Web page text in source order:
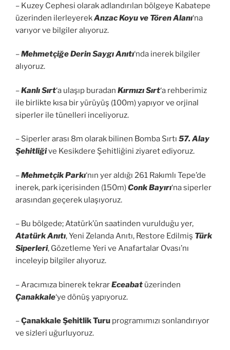
– Kuzey Cephesi olarak adlandırılan bölgeye Kabatepe
üzerinden ilerleyerekAnzac Koyu ve Tören Alanı‘na
varıyor ve bilgiler alıyoruz.
–Mehmetçiğe Derin Saygı Anıtı‘nda inerek bilgiler
alıyoruz.
–Kanlı Sırt‘a ulaşıp buradan Kırmızı Sırt‘a rehberimiz
ile birlikte kısa bir yürüyüş (100m) yapıyor ve orjinal
siperler ile tünelleri inceliyoruz.
– Siperler arası 8m olarak bilinen Bomba Sırtı 57. Alay
Şehitliğive Kesikdere Şehitliğini ziyaret ediyoruz.
–Mehmetçik Parkı‘nın yer aldığı 261 Rakımlı Tepe’de
inerek, park içerisinden (150m)Conk Bayırı‘na siperler
arasından geçerek ulaşıyoruz.
– Bu bölgede; Atatürk’ün saatinden vurulduğu yer,
Atatürk Anıtı, Yeni Zelanda Anıtı, Restore Edilmiş Türk
Siperleri, Gözetleme Yeri ve Anafartalar Ovası’nı
inceleyip bilgiler alıyoruz.
– Aracımıza binerek tekrarEceabat üzerinden
Çanakkale‘ye dönüş yapıyoruz.
–Çanakkale Şehitlik Turu programımızı sonlandırıyor
ve sizleri uğurluyoruz.